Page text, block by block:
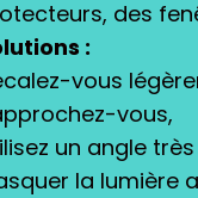
des
:
vous
vous,
un angle
la lumière